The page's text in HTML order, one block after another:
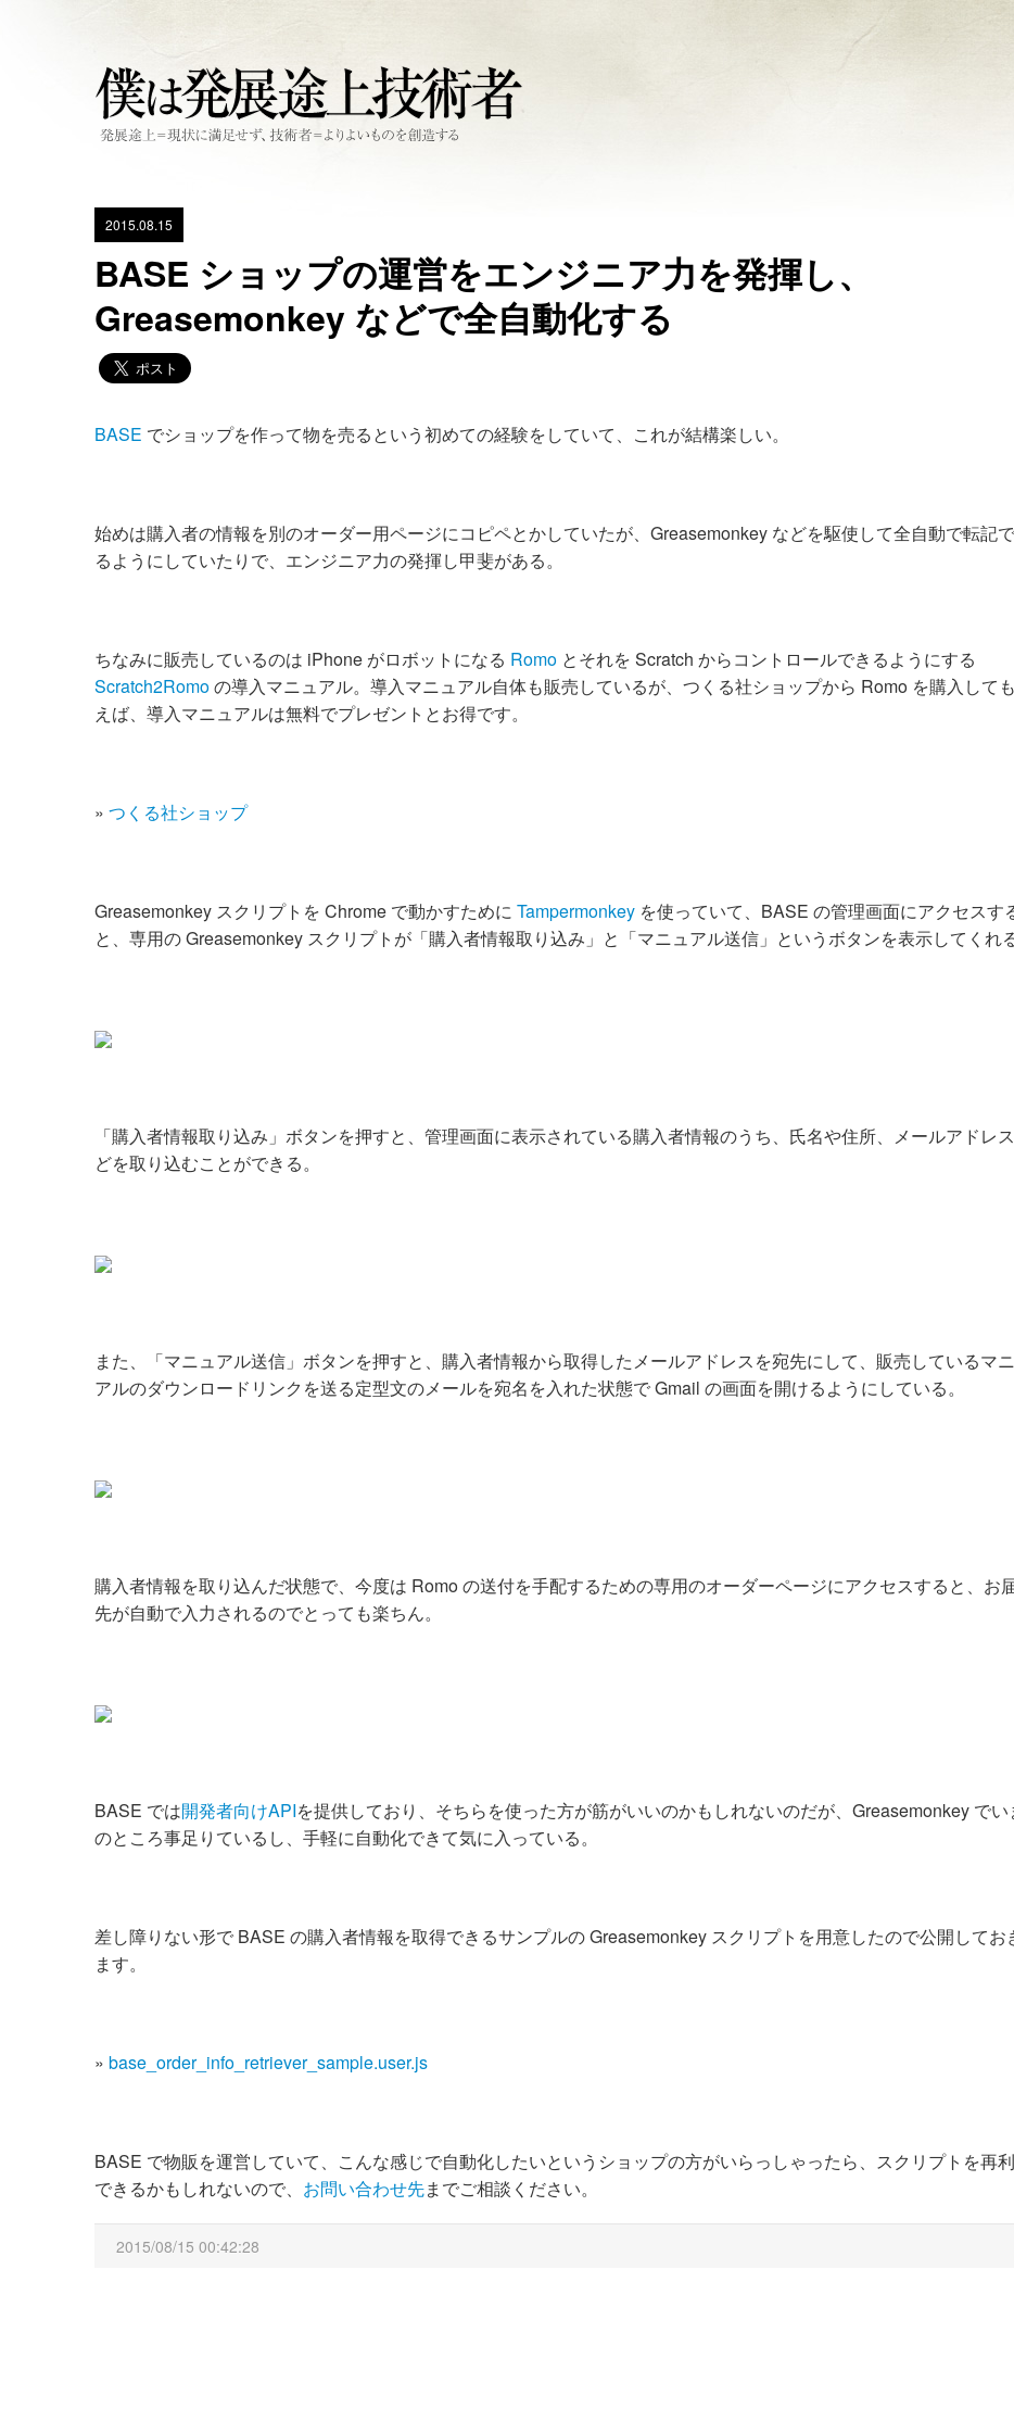
2015.08.15
BASE ショップの運営をエンジニア力を発揮し、
Greasemonkey などで全自動化する
BASE でショップを作って物を売るという初めての経験をしていて、これが結構楽しい。
始めは購入者の情報を別のオーダー用ページにコピペとかしていたが、Greasemonkey などを駆使して全自動で転記
るようにしていたりで、エンジニア力の発揮し甲斐がある。
ちなみに販売しているのは iPhone がロボットになる Romo とそれを Scratch からコントロールできるようにする
Scratch2Romoの導入マニュアル。導入マニュアル自体も販売しているが、つくる社ショップから Romo を購入して
えば、導入マニュアルは無料でプレゼントとお得です。
» つくる社ショップ
Greasemonkey スクリプトを Chrome で動かすために Tampermonkey を使っていて、BASE の管理画面にアクセスす
と、専用の Greasemonkey スクリプトが「購入者情報取り込み」と「マニュアル送信」というボタンを表示してくれる
「購入者情報取り込み」ボタンを押すと、管理画面に表示されている購入者情報のうち、氏名や住所、メールアドレ
どを取り込むことができる。
また、「マニュアル送信」ボタンを押すと、購入者情報から取得したメールアドレスを宛先にして、販売しているマ
アルのダウンロードリンクを送る定型文のメールを宛名を入れた状態で Gmail の画面を開けるようにしている。
購入者情報を取り込んだ状態で、今度は Romo の送付を手配するための専用のオーダーページにアクセスすると、お
先が自動で入力されるのでとっても楽ちん。
BASE では開発者向けAPIを提供しており、そちらを使った方が筋がいいのかもしれないのだが、Greasemonkey でい
のところ事足りているし、手軽に自動化できて気に入っている。
差し障りない形で BASE の購入者情報を取得できるサンプルの Greasemonkey スクリプトを用意したので公開してお
ます。
» base_order_info_retriever_sample.user.js
BASE で物販を運営していて、こんな感じで自動化したいというショップの方がいらっしゃったら、スクリプトを再
できるかもしれないので、 お問い合わせ先までご相談ください。
2015/08/15 00:42:28